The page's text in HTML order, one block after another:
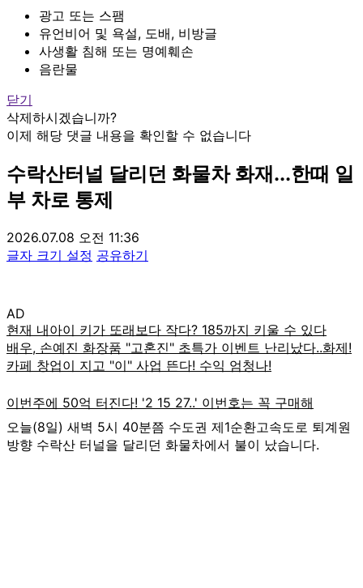
광고 또는 스팸
유언비어 및 욕설, 도배, 비방글
사생활 침해 또는 명예훼손
음란물
닫기
삭제하시겠습니까?
이제 해당 댓글 내용을 확인할 수 없습니다
수락산터널 달리던 화물차 화재...한때 일
부 차로 통제
2026.07.08 오전 11:36
글자 크기 설정 공유하기
AD
오늘(8일) 새벽 5시 40분쯤 수도권 제1순환고속도로 퇴계원
방향 수락산 터널을 달리던 화물차에서 불이 났습니다.